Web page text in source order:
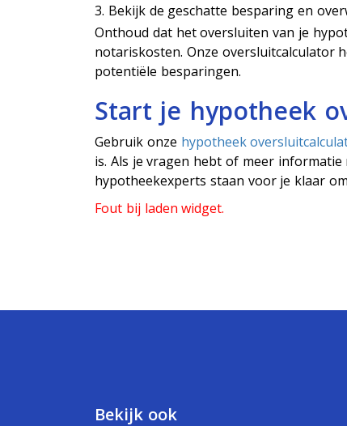
Bekijk de geschatte besparing en
Onthoud dat het oversluiten van je
notariskosten. Onze oversluitcalculator
potentiële besparingen.
Start je hypotheek
Gebruik onze hypotheek
is. Als je vragen hebt of meer
hypotheekexperts staan voor je klaar
Fout bij laden widget.
Bekijk ook